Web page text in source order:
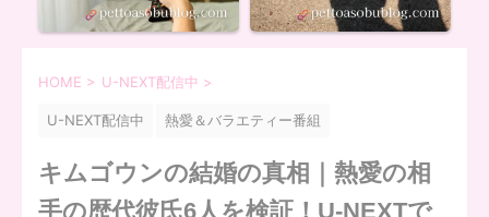
HOME > U-NEXT配信中 >
U-NEXT配信中 熱愛＆バラエティー番組
キムゴウンの結婚の真相｜熱愛の相
手の歴代彼氏6人を検証！U-NEXTで